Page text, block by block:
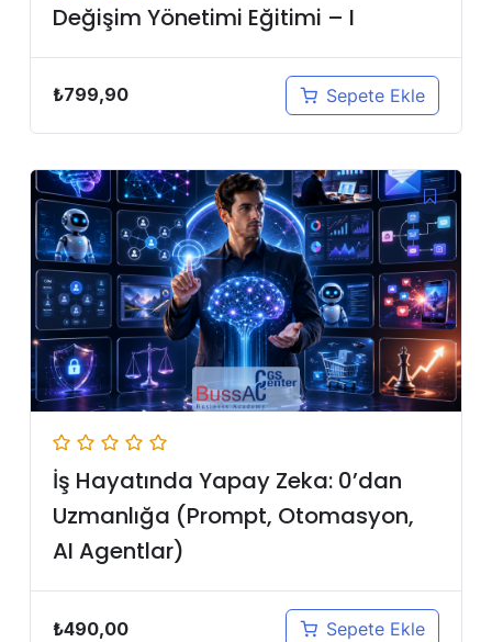
Değişim Yönetimi Eğitimi – I
₺799,90 Sepete Ekle
İş Hayatında Yapay Zeka: 0’dan
Uzmanlığa (Prompt, Otomasyon,
AI Agentlar)
₺490,00 Sepete Ekle